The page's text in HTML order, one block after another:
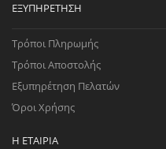
ΕΞΥΠΗΡΈΤΗΣΗ
Τρόποι Πληρωμής
Τρόποι Αποστολής
Εξυπηρέτηση Πελατών
Όροι Χρήσης
Η ΕΤΑΙΡΊΑ